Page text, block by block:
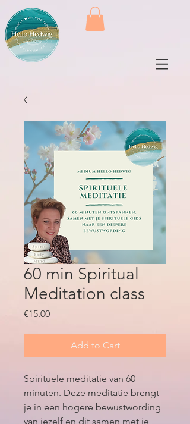
60 min Spiritual
Meditation class
€15.00Price
Add to Cart
Spirituele meditatie van 60
minuten. Deze meditatie brengt
je in een hogere bewustwording
van jezelf en dit samen met je